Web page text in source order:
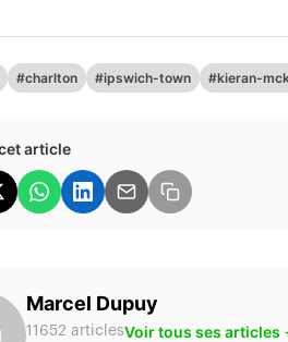
#charlton #ipswich-town #kieran-
article
Marcel Dupuy
11652 articlesVoir tous ses articles